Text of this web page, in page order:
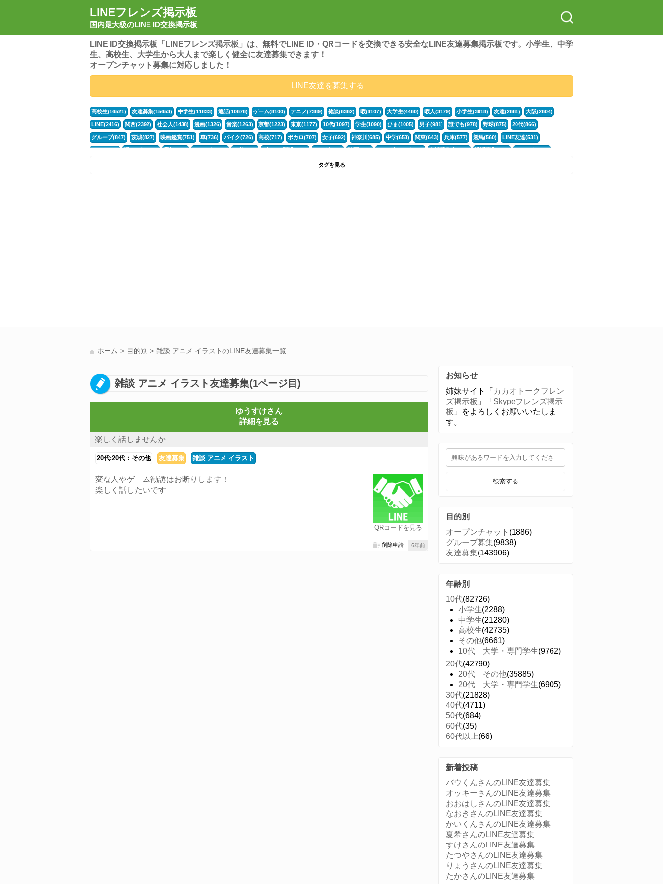
LINEフレンズ掲示板
国内最大級のLINE ID交換掲示板
LINE ID交換掲示板「LINEフレンズ掲示板」は、無料でLINE ID・QRコードを交換できる安全なLINE友達募集掲示板です。小学生、中学
生、高校生、大学生から大人まで楽しく健全に友達募集できます！
オープンチャット募集に対応しました！
LINE友達を募集する！
高校生(16521) 友達募集(15653) 中学生(11833) 通話(10676) ゲーム(8100) アニメ(7389) 雑談(6362) 暇(6107) 大学生(4460) 暇人(3179) 小学生(3018) 友達(2681) 大阪(2604)
LINE(2416) 関西(2392) 社会人(1438) 漫画(1326) 音楽(1263) 京都(1223) 東京(1177) 10代(1097) 学生(1090) ひま(1005) 男子(981) 誰でも(978) 野球(875) 20代(866)
グループ(847) 茨城(827) 映画鑑賞(751) 車(736) バイク(726) 高校(717) ボカロ(707) 女子(692) 神奈川(685) 中学(653) 関東(643) 兵庫(577) 競馬(560) LINE友達(531)
APEX(519) 暇つぶし(476) 愛知(468) モンスト(465) 30代(433) グループ募集(412) マンガ(401) 映画(396) LINEグループ(388) 友達募集中(382) 通話募集(381) チャット(374)
フォートナイト(320)
タグを見る
ホーム 目的別 雑談 アニメ イラストのLINE友達募集一覧
雑談 アニメ イラスト友達募集(1ページ目)
ゆうすけさん
詳細を見る
楽しく話しませんか
20代:20代：その他 友達募集 雑談 アニメ イラスト
QRコードを見る
変な人やゲーム勧誘はお断りします！
楽しく話したいです
6年前
削除申請
お知らせ
姉妹サイト「 カカオトークフレン
ズ掲示板 」「 Skypeフレンズ掲示
板 」をよろしくお願いいたしま
す。
検索する
目的別
オープンチャット (1886)
グループ募集(9838)
友達募集(143906)
年齢別
10代(82726)
小学生(2288)
中学生(21280)
高校生(42735)
その他(6661)
10代：大学・専門学生(9762)
20代(42790)
20代：その他(35885)
20代：大学・専門学生(6905)
30代(21828)
40代(4711)
50代(684)
60代(35)
60代以上(66)
新着投稿
バウくんさんのLINE友達募集
オッキーさんのLINE友達募集
おおはしさんのLINE友達募集
なおきさんのLINE友達募集
かいくんさんのLINE友達募集
夏希さんのLINE友達募集
すけさんのLINE友達募集
たつやさんのLINE友達募集
りょうさんのLINE友達募集
たかさんのLINE友達募集